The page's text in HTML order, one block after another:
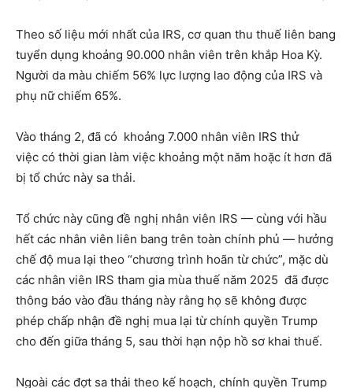
Theo số liệu mới nhất của IRS, cơ quan thu thuế liên bang
tuyển dụng khoảng 90.000 nhân viên trên khắp Hoa Kỳ.
Người da màu chiếm 56% lực lượng lao động của IRS và
phụ nữ chiếm 65%.
Vào tháng 2, đã có khoảng 7.000 nhân viên IRS thử
việc có thời gian làm việc khoảng một năm hoặc ít hơn đã
bị tổ chức này sa thải.
Tổ chức này cũng đề nghị nhân viên IRS — cùng với hầu
hết các nhân viên liên bang trên toàn chính phủ — hưởng
chế độ mua lại theo “chương trình hoãn từ chức”, mặc dù
các nhân viên IRS tham gia mùa thuế năm 2025 đã được
thông báo vào đầu tháng này rằng họ sẽ không được
phép chấp nhận đề nghị mua lại từ chính quyền Trump
cho đến giữa tháng 5, sau thời hạn nộp hồ sơ khai thuế.
Ngoài các đợt sa thải theo kế hoạch, chính quyền Trump